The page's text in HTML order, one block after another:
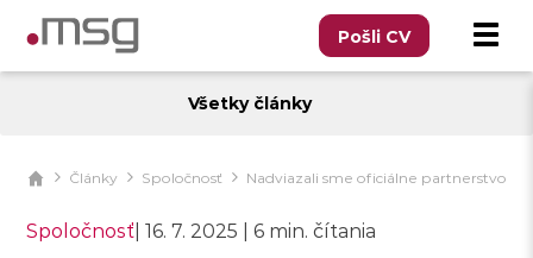
Pošli CV
Všetky články
Články Spoločnosť Nadviazali sme oficiálne partnerstvo s
Spoločnosť| 16. 7. 2025 | 6 min. čítania